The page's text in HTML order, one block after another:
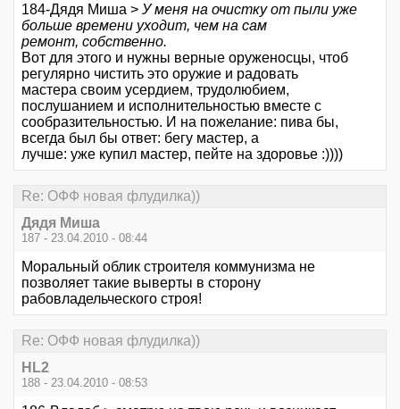
184-Дядя Миша > У меня на очистку от пыли уже
больше времени уходит, чем на сам
ремонт, собственно.
Вот для этого и нужны верные оруженосцы, чтоб
регулярно чистить это оружие и радовать
мастера своим усердием, трудолюбием,
послушанием и исполнительностью вместе с
сообразительностью. И на пожелание: пива бы,
всегда был бы ответ: бегу мастер, а
лучше: уже купил мастер, пейте на здоровье :))))
Re: ОФФ новая флудилка))
Дядя Миша
187 - 23.04.2010 - 08:44
Моральный облик строителя коммунизма не
позволяет такие выверты в сторону
рабовладельческого строя!
Re: ОФФ новая флудилка))
HL2
188 - 23.04.2010 - 08:53